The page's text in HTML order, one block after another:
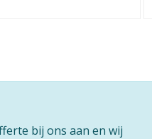
bij ons aan en wij